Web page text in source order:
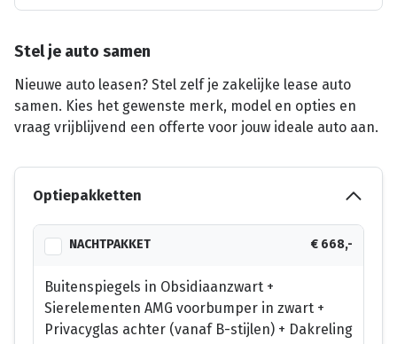
Stel je auto samen
Nieuwe auto leasen? Stel zelf je zakelijke lease auto
samen. Kies het gewenste merk, model en opties en
vraag vrijblijvend een offerte voor jouw ideale auto aan.
Optiepakketten
NACHTPAKKET € 668,-
Buitenspiegels in Obsidiaanzwart +
Sierelementen AMG voorbumper in zwart +
Privacyglas achter (vanaf B-stijlen) + Dakreling